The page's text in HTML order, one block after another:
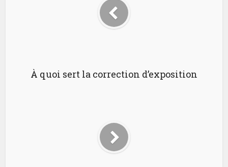
À quoi sert la correction d’exposition